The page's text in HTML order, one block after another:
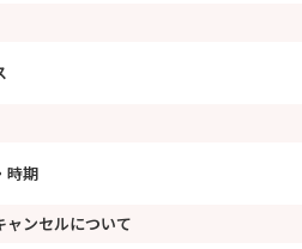
時期
ャンセルについて